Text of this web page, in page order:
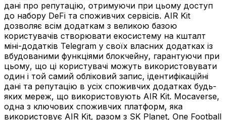
дані про репутацію, отримуючи при цьому доступ
до набору DeFi та споживчих сервісів. AIR Kit
дозволяє всім додаткам з великою базою
користувачів створювати екосистему на кшталт
міні-додатків Telegram у своїх власних додатках із
вбудованими функціями блокчейну, гарантуючи при
цьому, що ці користувачі можуть використовувати
один і той самий обліковий запис, ідентифікаційні
дані та репутацію в усіх споживчих додатках будь-
яких мереж, що використовують AIR Kit. Mocaverse,
одна з ключових споживчих платформ, яка
використовує AIR Kit, разом з SK Planet, One Football